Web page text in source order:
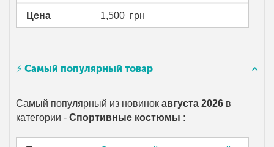
Цена 1,500 грн
⚡ Самый популярный товар
Самый популярный из новинокавгуста 2026 в
категории -Спортивные костюмы :